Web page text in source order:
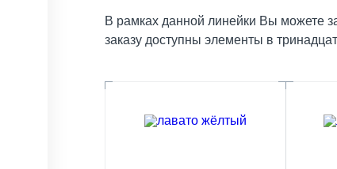
В рамках данной линейки Вы можете
заказу доступны элементы в